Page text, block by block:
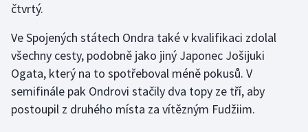
Jezdectví
Judo
čtvrtý.
Ve Spojených státech Ondra také v kvalifikaci zdolal
všechny cesty, podobně jako jiný Japonec Jošijuki
Ogata, který na to spotřeboval méně pokusů. V
semifinále pak Ondrovi stačily dva topy ze tří, aby
postoupil z druhého místa za vítězným Fudžiim.